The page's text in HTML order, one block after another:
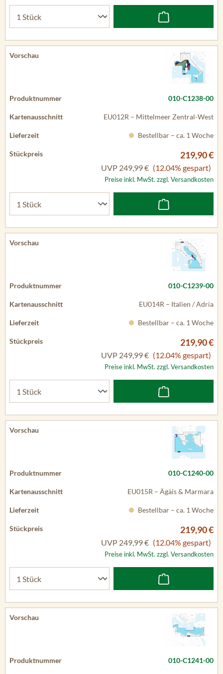
010-C1238-00
EU012R – Mittelmeer Zentral-West
Bestellbar – ca. 1 Woche
219,90 €
UVP 249,99 € (12.04% gespart)
Preise inkl. MwSt. zzgl. Versandkosten
010-C1239-00
EU014R – Italien / Adria
Bestellbar – ca. 1 Woche
219,90 €
UVP 249,99 € (12.04% gespart)
Preise inkl. MwSt. zzgl. Versandkosten
010-C1240-00
EU015R – Ägäis & Marmara
Bestellbar – ca. 1 Woche
219,90 €
UVP 249,99 € (12.04% gespart)
Preise inkl. MwSt. zzgl. Versandkosten
010-C1241-00